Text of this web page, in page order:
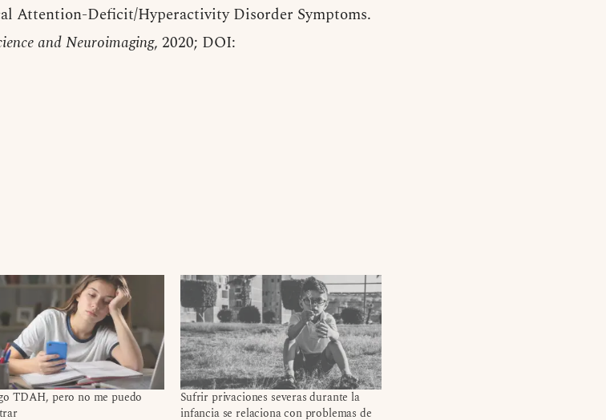
Attention-Deficit/Hyperactivity Disorder Symptoms.
and Neuroimaging, 2020; DOI:
TDAH, pero no me puedo
Sufrir privaciones severas durante la
infancia se relaciona con problemas de